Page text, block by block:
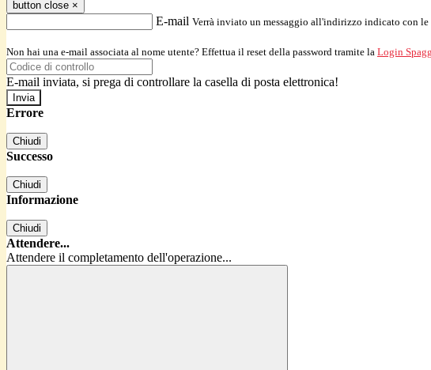
button close ×
E-mail Verrà inviato un messaggio all'indirizzo indicato con le
Non hai una e-mail associata al nome utente? Effettua il reset della password tramite la Login
E-mail inviata, si prega di controllare la casella di posta elettronica!
Errore
Chiudi
Successo
Chiudi
Informazione
Chiudi
Attendere...
Attendere il completamento dell'operazione...